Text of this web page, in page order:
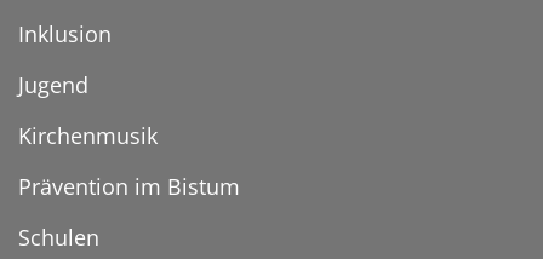
Inklusion
Jugend
Kirchenmusik
Prävention im Bistum
Schulen